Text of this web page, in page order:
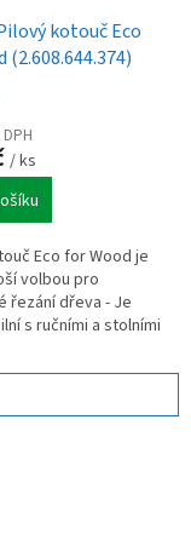
kotouč Eco
(2.608.644.374)
/ ks
Eco for Wood je
volbou pro
řezání dřeva - Je
s ručními a stolními
mohou/nemusí